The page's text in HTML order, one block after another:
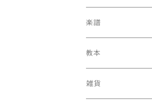
鍋島元子関連CD
中古CD
中古LP
鍋島元子関連LP
古楽以外
中古LP
古楽関係
中古本
新古本
古楽以外
中古本
中古本
楽譜
古楽関係
スコア
古楽以外
教本
古楽関係
雑貨